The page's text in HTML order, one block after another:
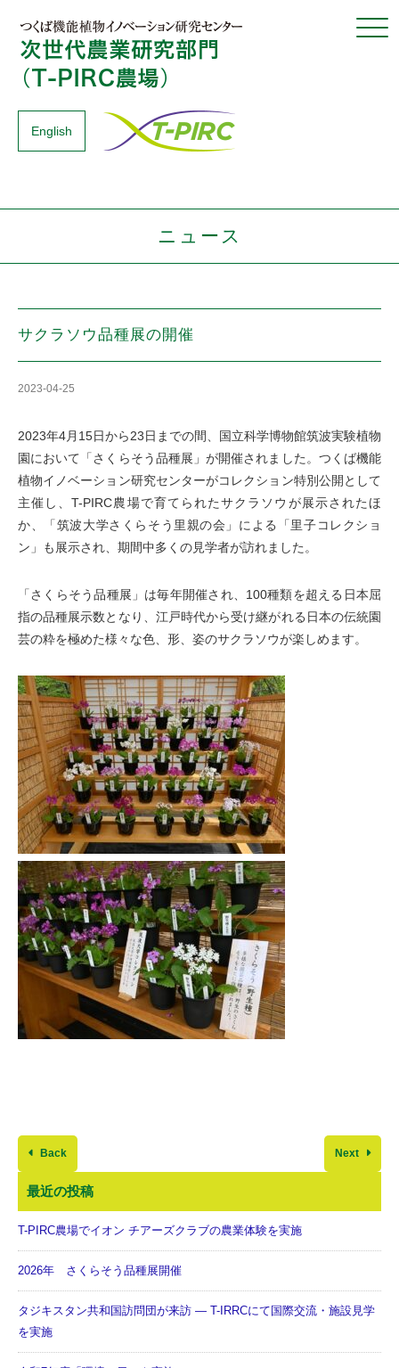
English
Click
ニュース
サクラソウ品種展の開催
2023-04-25
2023年4月15日から23日までの間、国立科学博物館筑波実験植物
園において「さくらそう品種展」が開催されました。つくば機能
植物イノベーション研究センターがコレクション特別公開として
主催し、T-PIRC農場で育てられたサクラソウが展示されたほ
か、「筑波大学さくらそう里親の会」による「里子コレクショ
ン」も展示され、期間中多くの見学者が訪れました。
「さくらそう品種展」は毎年開催され、100種類を超える日本屈
指の品種展示数となり、江戸時代から受け継がれる日本の伝統園
芸の粋を極めた様々な色、形、姿のサクラソウが楽しめます。
Back Next
最近の投稿
T-PIRC農場でイオン チアーズクラブの農業体験を実施
2026年 さくらそう品種展開催
タジキスタン共和国訪問団が来訪 ― T-IRRCにて国際交流・施設見学
を実施